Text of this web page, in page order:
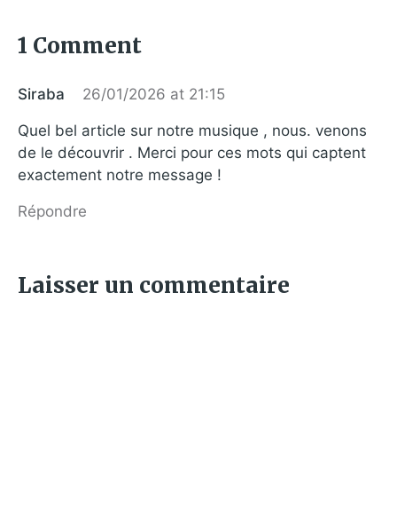
1 Comment
Siraba 26/01/2026 at 21:15
Quel bel article sur notre musique , nous. venons
de le découvrir . Merci pour ces mots qui captent
exactement notre message !
Répondre
Laisser un commentaire